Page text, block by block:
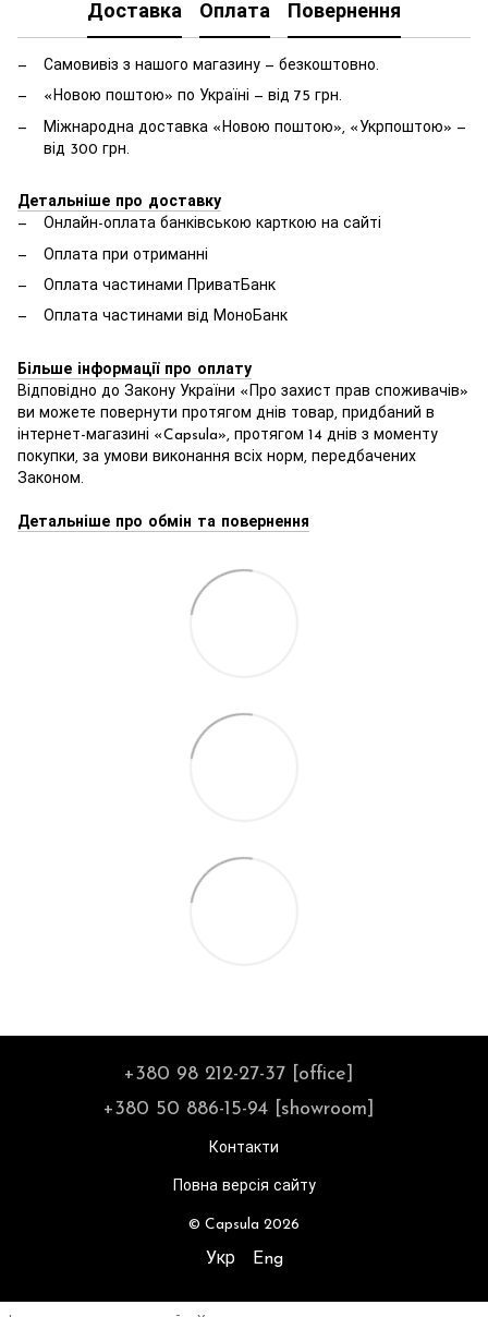
Доставка Оплата Повернення
Самовивіз з нашого магазину — безкоштовно.
«Новою поштою» по Україні — від 75 грн.
Міжнародна доставка «Новою поштою», «Укрпоштою» —
від 300 грн.
Детальніше про доставку
Онлайн-оплата банківською карткою на сайті
Оплата при отриманні
Оплата частинами ПриватБанк
Оплата частинами від МоноБанк
Більше інформації про оплату
Відповідно до Закону України «Про захист прав споживачів»
ви можете повернути протягом днів товар, придбаний в
інтернет-магазині «Capsula», протягом 14 днів з моменту
покупки, за умови виконання всіх норм, передбачених
Законом.
Детальніше про обмін та повернення
+380 98 212-27-37 [office]
+380 50 886-15-94 [showroom]
Контакти
Повна версія сайту
© Capsula 2026
Укр Eng